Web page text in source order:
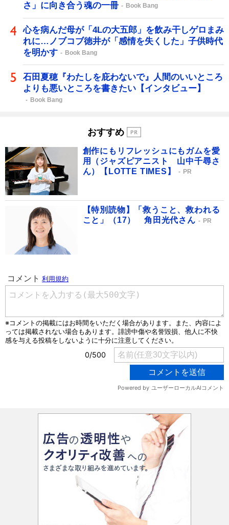
さ」に向き合う魂の一冊
Book Bang
心を病んだ母が「4Lの大五郎」を飲み干しゲロまみ
れに…ノブコブ徳井が「感情を失くした」子供時代
を明かす
Book Bang
石田夏穂『わたしを庇わないで』人間のいいところ
よりも悪いところを書きたい【インタビュー】
Book Bang
おすすめ
創作にもリフレッシュにもガムを愛
用（ジャズピアニスト 山中千尋さ
ん）【LOTTE TIMES】
PR
【特別読物】「救うこと、救われる
こと」（17） 角田光代さん
PR